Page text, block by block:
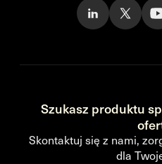
Szukasz produktu
Skontaktuj się z nami,
dla